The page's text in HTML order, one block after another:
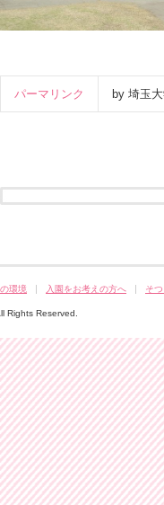
パーマリンク by 埼玉
環境 入園をお考えの方へ そ
Rights Reserved.